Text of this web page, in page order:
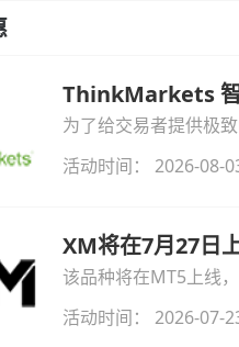
ThinkMarkets
为了给交易者提供极
与白银交易！本文将
活动时间： 2026-08-
XM将在7月27日
该品种将在MT5上线
活动时间： 2026-07-